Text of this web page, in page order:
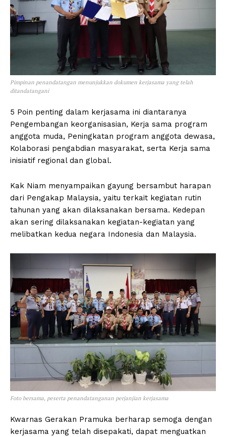
Pimpinan penandatangan menunjukkan dokumen kerjasama yang telah
ditandatangani
5 Poin penting dalam kerjasama ini diantaranya
Pengembangan keorganisasian, Kerja sama program
anggota muda, Peningkatan program anggota dewasa,
Kolaborasi pengabdian masyarakat, serta Kerja sama
inisiatif regional dan global.
Kak Niam menyampaikan gayung bersambut harapan
dari Pengakap Malaysia, yaitu terkait kegiatan rutin
tahunan yang akan dilaksanakan bersama. Kedepan
akan sering dilaksanakan kegiatan-kegiatan yang
melibatkan kedua negara Indonesia dan Malaysia.
Foto bersama, peserta penandatanganan perjanjian kerjasama
Kwarnas Gerakan Pramuka berharap semoga dengan
kerjasama yang telah disepakati, dapat menguatkan